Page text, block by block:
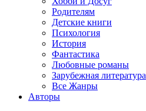
Родителям
Детские книги
Психология
История
Фантастика
Любовные романы
Зарубежная литература
Все Жанры
Авторы